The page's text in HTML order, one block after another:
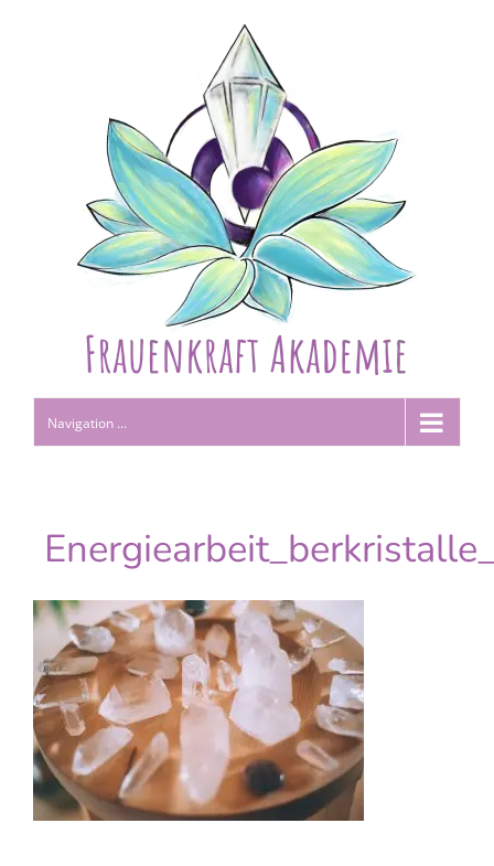
Navigation ...